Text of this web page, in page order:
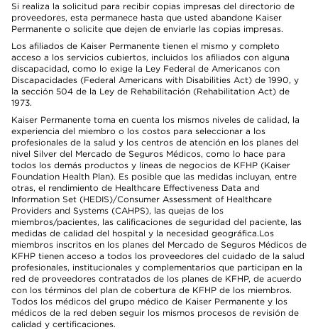
Si realiza la solicitud para recibir copias impresas del directorio de
proveedores, esta permanece hasta que usted abandone Kaiser
Permanente o solicite que dejen de enviarle las copias impresas.
Los afiliados de Kaiser Permanente tienen el mismo y completo
acceso a los servicios cubiertos, incluidos los afiliados con alguna
discapacidad, como lo exige la Ley Federal de Americanos con
Discapacidades (Federal Americans with Disabilities Act) de 1990, y
la sección 504 de la Ley de Rehabilitación (Rehabilitation Act) de
1973.
Kaiser Permanente toma en cuenta los mismos niveles de calidad, la
experiencia del miembro o los costos para seleccionar a los
profesionales de la salud y los centros de atención en los planes del
nivel Silver del Mercado de Seguros Médicos, como lo hace para
todos los demás productos y líneas de negocios de KFHP (Kaiser
Foundation Health Plan). Es posible que las medidas incluyan, entre
otras, el rendimiento de Healthcare Effectiveness Data and
Information Set (HEDIS)/Consumer Assessment of Healthcare
Providers and Systems (CAHPS), las quejas de los
miembros/pacientes, las calificaciones de seguridad del paciente, las
medidas de calidad del hospital y la necesidad geográfica.Los
miembros inscritos en los planes del Mercado de Seguros Médicos de
KFHP tienen acceso a todos los proveedores del cuidado de la salud
profesionales, institucionales y complementarios que participan en la
red de proveedores contratados de los planes de KFHP, de acuerdo
con los términos del plan de cobertura de KFHP de los miembros.
Todos los médicos del grupo médico de Kaiser Permanente y los
médicos de la red deben seguir los mismos procesos de revisión de
calidad y certificaciones.